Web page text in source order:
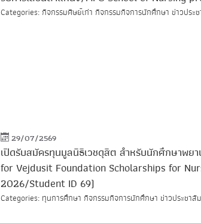
Categories: กิจกรรมศิษย์เก่า กิจกรรมกิจการนักศึกษา ข่าวประ
29/07/2569
เปิดรับสมัครทุนมูลนิธิเวชดุสิต สำหรับนักศึกษาพ
for Vejdusit Foundation Scholarships for
2026/Student ID 69)
Categories: ทุนการศึกษา กิจกรรมกิจการนักศึกษา ข่าวประชาสั